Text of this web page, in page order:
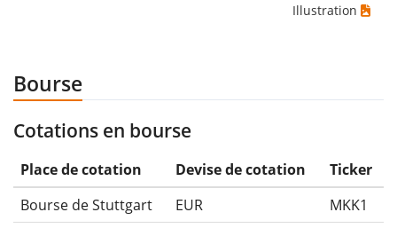
Illustration
Bourse
Cotations en bourse
Place de cotation Devise de cotation
Ticker
Bourse de Stuttgart
EUR MKK1